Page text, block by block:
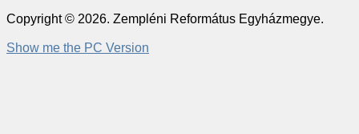
Copyright © 2026. Zempléni Református Egyházmegye.
Show me the PC Version